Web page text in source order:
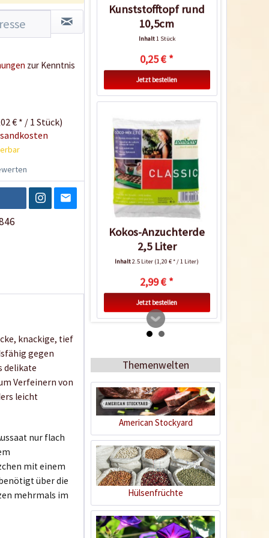
zur Kenntnis
€ * / 1 Stück)
knackige, tief
gegen
delikate
Verfeinern von
leicht
nur flach
mit einem
über die
mehrmals im
Kunststofftopf rund
10,5cm
Inhalt1 Stück
0,25 € *
Jetzt bestellen
Kokos-Anzuchterde
2,5 Liter
Inhalt2.5 Liter (1,20 € * / 1 Liter)
2,99 € *
Jetzt bestellen
Zimmer-Gewächshaus
Inhalt1 Stück
9,99 € *
Jetzt bestellen
Themenwelten
American Stockyard
Hülsenfrüchte